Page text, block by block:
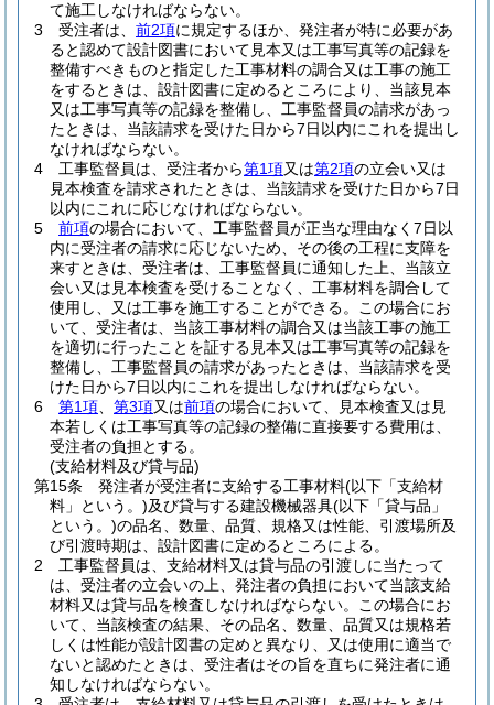
て施工しなければならない。
3
受注者は、 前2項に規定するほか、発注者が特に必要があ
ると認めて設計図書において見本又は工事写真等の記録を
整備すべきものと指定した工事材料の調合又は工事の施工
をするときは、設計図書に定めるところにより、当該見本
又は工事写真等の記録を整備し、工事監督員の請求があっ
たときは、当該請求を受けた日から7日以内にこれを提出し
なければならない。
4
工事監督員は、受注者から第1項又は第2項の立会い又は
見本検査を請求されたときは、当該請求を受けた日から7日
以内にこれに応じなければならない。
5
前項の場合において、工事監督員が正当な理由なく7日以
内に受注者の請求に応じないため、その後の工程に支障を
来すときは、受注者は、工事監督員に通知した上、当該立
会い又は見本検査を受けることなく、工事材料を調合して
使用し、又は工事を施工することができる。
この場合にお
いて、受注者は、当該工事材料の調合又は当該工事の施工
を適切に行ったことを証する見本又は工事写真等の記録を
整備し、工事監督員の請求があったときは、当該請求を受
けた日から7日以内にこれを提出しなければならない。
6
第1項 第3項又は前項の場合において、見本検査又は見
本若しくは工事写真等の記録の整備に直接要する費用は、
受注者の負担とする。
(支給材料及び貸与品)
第15条
発注者が受注者に支給する工事材料(以下「支給材
料」という。)及び貸与する建設機械器具(以下「貸与品」
という。)の品名、数量、品質、規格又は性能、引渡場所及
び引渡時期は、設計図書に定めるところによる。
2
工事監督員は、支給材料又は貸与品の引渡しに当たって
は、受注者の立会いの上、発注者の負担において当該支給
材料又は貸与品を検査しなければならない。
この場合にお
いて、当該検査の結果、その品名、数量、品質又は規格若
しくは性能が設計図書の定めと異なり、又は使用に適当で
ないと認めたときは、受注者はその旨を直ちに発注者に通
知しなければならない。